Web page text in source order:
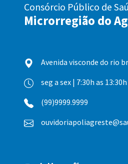
Consórcio Público de
Microrregião do
Avenida visconde do rio
seg a sex | 7:30h as 13:30h
(99)9999.9999